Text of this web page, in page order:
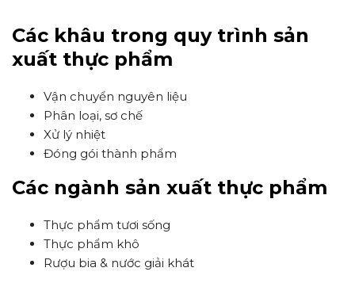
Các khâu trong quy trình sản
xuất thực phẩm
Vận chuyển nguyên liệu
Phân loại, sơ chế
Xử lý nhiệt
Đóng gói thành phẩm
Các ngành sản xuất thực phẩm
Thực phẩm tươi sống
Thực phẩm khô
Rượu bia & nước giải khát